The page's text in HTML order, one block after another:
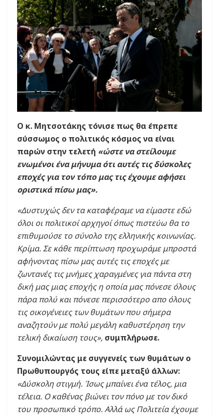
Ο κ. Μητσοτάκης τόνισε πως θα έπρεπε
σύσσωμος ο πολιτικός κόσμος να είναι
παρών στην τελετή «ώστε να στείλουμε
ενωμένοι ένα μήνυμα ότι αυτές τις δύσκολες
εποχές για τον τόπο μας τις έχουμε αφήσει
οριστικά πίσω μας».
«Δυστυχώς δεν τα καταφέραμε να είμαστε εδώ
όλοι οι πολιτικοί αρχηγοί όπως πιστεύω θα το
επιθυμούσε το σύνολο της ελληνικής κοινωνίας.
Κρίμα. Σε κάθε περίπτωση προχωράμε μπροστά
αφήνοντας πίσω μας αυτές τις εποχές με
ζωντανές τις μνήμες χαραγμένες για πάντα στη
δική μας μιας εποχής η οποία μας πόνεσε όλους
πάρα πολύ και πόνεσε περισσότερο απο όλους
τις οικογένειες των θυμάτων που σήμερα
αναζητούν με πολύ μεγάλη καθυστέρηση την
τελική δικαίωση τους», συμπλήρωσε.
Συνομιλώντας με συγγενείς των θυμάτων ο
Πρωθυπουργός τους είπε μεταξύ άλλων:
«Δύσκολη στιγμή. Ίσως μπαίνει ένα τέλος, μια
τέλεια. Ο καθένας βιώνει τον πόνο με τον δικό
του προσωπικό τρόπο. Αλλά ως Πολιτεία έχουμε